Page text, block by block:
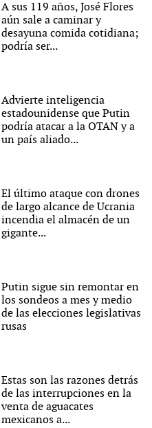
A sus 119 años, José Flores
aún sale a caminar y
desayuna comida cotidiana;
podría ser...
Advierte inteligencia
estadounidense que Putin
podría atacar a la OTAN y a
un país aliado...
El último ataque con drones
de largo alcance de Ucrania
incendia el almacén de un
gigante...
Putin sigue sin remontar en
los sondeos a mes y medio
de las elecciones legislativas
rusas
Estas son las razones detrás
de las interrupciones en la
venta de aguacates
mexicanos a...